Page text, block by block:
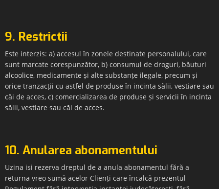
9. Restrictii
Este interzis: a) accesul în zonele destinate personalului, care
sunt marcate corespunzător, b) consumul de droguri, băuturi
alcoolice, medicamente și alte substanțe ilegale, precum și
orice tranzacții cu astfel de produse în incinta sălii, vestiare sau
căi de acces, c) comercializarea de produse și servicii în incinta
sălii, vestiare sau căi de acces.
10. Anularea abonamentului
Uzina isi rezerva dreptul de a anula abonamentul fără a
returna vreo sumă acelor Clienți care încalcă prezentul